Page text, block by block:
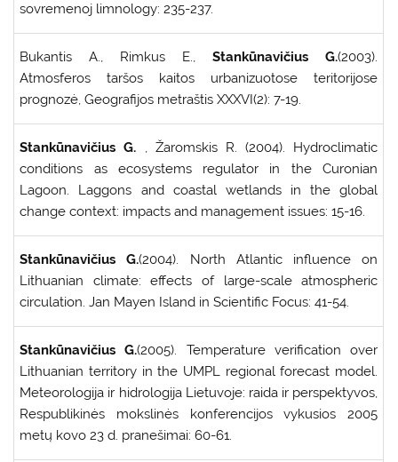
sovremenoj limnology: 235-237.
Bukantis A., Rimkus E.,Stankūnavičius G.(2003).
Atmosferos taršos kaitos urbanizuotose teritorijose
prognozė, Geografijos metraštis XXXVI(2): 7-19.
Stankūnavičius G. , Žaromskis R. (2004). Hydroclimatic
conditions as ecosystems regulator in the Curonian
Lagoon. Laggons and coastal wetlands in the global
change context: impacts and management issues: 15-16.
Stankūnavičius G.(2004). North Atlantic influence on
Lithuanian climate: effects of large-scale atmospheric
circulation. Jan Mayen Island in Scientific Focus: 41-54.
Stankūnavičius G.(2005). Temperature verification over
Lithuanian territory in the UMPL regional forecast model.
Meteorologija ir hidrologija Lietuvoje: raida ir perspektyvos,
Respublikinės mokslinės konferencijos vykusios 2005
metų kovo 23 d. pranešimai: 60-61.